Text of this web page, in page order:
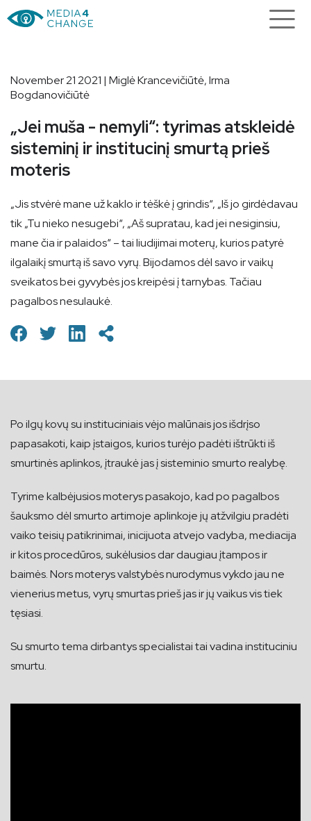
November 21 2021 | Miglė Krancevičiūtė, Irma
Bogdanovičiūtė
„Jei muša - nemyli“: tyrimas atskleidė
sisteminį ir institucinį smurtą prieš
moteris
„Jis stvėrė mane už kaklo ir tėškė į grindis“, „Iš jo girdėdavau
tik „Tu nieko nesugebi“, „Aš supratau, kad jei nesiginsiu,
mane čia ir palaidos“ – tai liudijimai moterų, kurios patyrė
ilgalaikį smurtą iš savo vyrų. Bijodamos dėl savo ir vaikų
sveikatos bei gyvybės jos kreipėsi į tarnybas. Tačiau
pagalbos nesulaukė.
Po ilgų kovų su instituciniais vėjo malūnais jos išdrįso
papasakoti, kaip įstaigos, kurios turėjo padėti ištrūkti iš
smurtinės aplinkos, įtraukė jas į sisteminio smurto realybę.
Tyrime kalbėjusios moterys pasakojo, kad po pagalbos
šauksmo dėl smurto artimoje aplinkoje jų atžvilgiu pradėti
vaiko teisių patikrinimai, inicijuota atvejo vadyba, mediacija
ir kitos procedūros, sukėlusios dar daugiau įtampos ir
baimės. Nors moterys valstybės nurodymus vykdo jau ne
vienerius metus, vyrų smurtas prieš jas ir jų vaikus vis tiek
tęsiasi.
Su smurto tema dirbantys specialistai tai vadina instituciniu
smurtu.